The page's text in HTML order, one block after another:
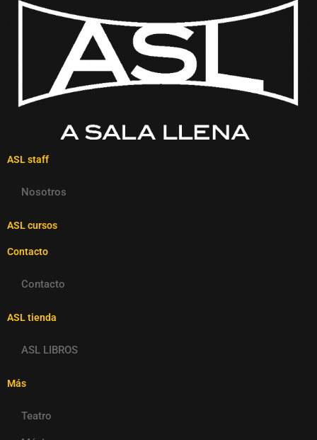
ASL staff
Nosotros
ASL cursos
Contacto
Contacto
ASL tienda
ASL LIBROS
Más
Teatro